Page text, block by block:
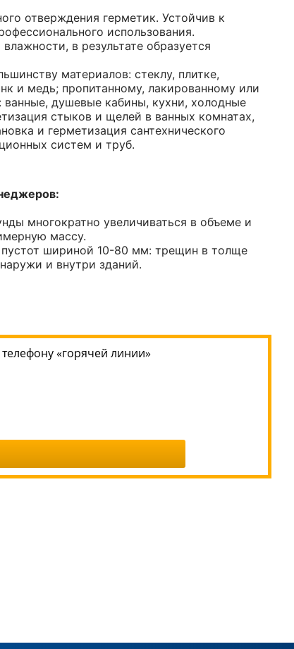
отверждения герметик. Устойчив к
использования.
в результате образуется
материалов: стеклу, плитке,
и медь; пропитанному, лакированному или
душевые кабины, кухни, холодные
стыков и щелей в ванных комнатах,
и герметизация сантехнического
систем и труб.
многократно увеличиваться в объеме и
массу.
пустот шириной 10-80 мм: трещин в толще
и внутри зданий.
«горячей линии»